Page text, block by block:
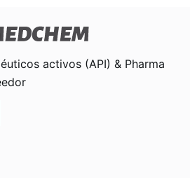
activos (API) & Pharma